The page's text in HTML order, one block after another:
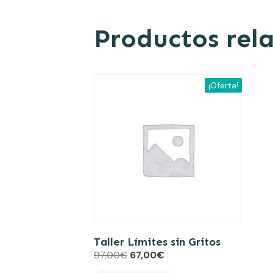
Productos
¡Oferta!
Taller Límites sin Gritos
97,00€ 67,00€